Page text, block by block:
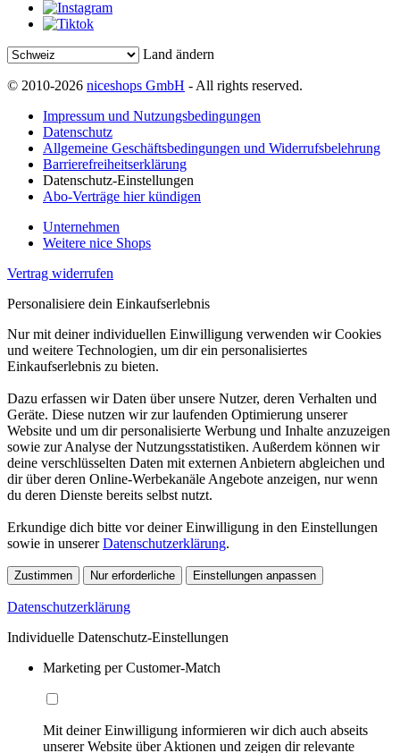
Land ändern
© 2010-2026 niceshops GmbH - All rights reserved.
Impressum und Nutzungsbedingungen
Datenschutz
Allgemeine Geschäftsbedingungen und Widerrufsbelehrung
Barrierefreiheitserklärung
Datenschutz-Einstellungen
Abo-Verträge hier kündigen
Unternehmen
Weitere nice Shops
Vertrag widerrufen
Personalisiere dein Einkaufserlebnis
Nur mit deiner individuellen Einwilligung verwenden wir Cookies
und weitere Technologien, um dir ein personalisiertes
Einkaufserlebnis zu bieten.
Dazu erfassen wir Daten über unsere Nutzer, deren Verhalten und
Geräte. Diese nutzen wir zur laufenden Optimierung unserer
Website und um dir personalisierte Werbung und Inhalte anzuzeigen
sowie zur Analyse der Nutzungsstatistiken. Außerdem können wir
deine verschlüsselten Daten mit externen Anbietern abgleichen und
dir über deren Online-Werbekanäle Angebote anzeigen, nur wenn
du deren Dienste bereits selbst nutzt.
Erkundige dich bitte vor deiner Einwilligung in den Einstellungen
sowie in unsererDatenschutzerklärung.
Zustimmen Nur erforderliche Einstellungen anpassen
Datenschutzerklärung
Individuelle Datenschutz-Einstellungen
Marketing per Customer-Match
Mit deiner Einwilligung informieren wir dich auch abseits
unserer Website über Aktionen und zeigen dir relevante